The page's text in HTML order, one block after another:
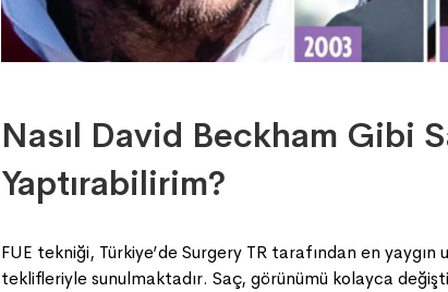
Nasıl David Beckham Gibi
Yaptırabilirim?
FUE tekniği, Türkiye’de Surgery TR tarafından en
teklifleriyle sunulmaktadır. Saç, görünümü kolayca